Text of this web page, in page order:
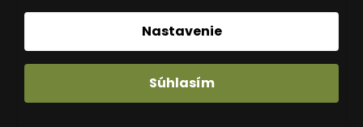
Nastavenie
Súhlasím